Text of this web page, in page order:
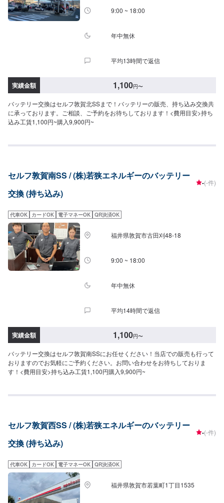
9:00 ~ 18:00
年中無休
平均13時間で返信
実績金額 1,100円〜
バッテリー交換はセルフ敦賀北SSまで！バッテリーの販売、持ち込み交換共
に承っております。ご相談、ご予約をお待ちしております！<費用目安>持ち
込み工賃1,100円~購入9,900円~
セルフ敦賀南SS / (株)若狭エネルギーのバッテリー
交換 (持ち込み)
-(-件)
代車OK カードOK 電子マネーOK QR決済OK
福井県敦賀市古田刈48-18
9:00 ~ 18:00
年中無休
平均14時間で返信
実績金額 1,100円〜
バッテリー交換はセルフ敦賀南SSにお任せください！当店での販売も行って
おりますのでお気軽にご予約ください。お問い合わせをお待ちしておりま
す！<費用目安>持ち込み工賃1,100円購入9,900円~
セルフ敦賀西SS / (株)若狭エネルギーのバッテリー
交換 (持ち込み)
-(-件)
代車OK カードOK 電子マネーOK QR決済OK
福井県敦賀市若葉町1丁目1535